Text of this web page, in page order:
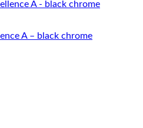
A – black chrome